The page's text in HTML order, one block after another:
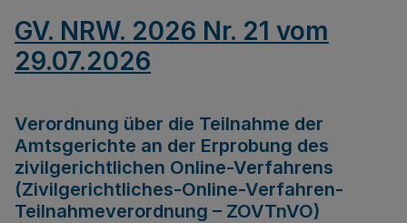
GV. NRW. 2026 Nr. 21 vom
29.07.2026
Verordnung über die Teilnahme der
Amtsgerichte an der Erprobung des
zivilgerichtlichen Online-Verfahrens
(Zivilgerichtliches-Online-Verfahren-
Teilnahmeverordnung – ZOVTnVO)